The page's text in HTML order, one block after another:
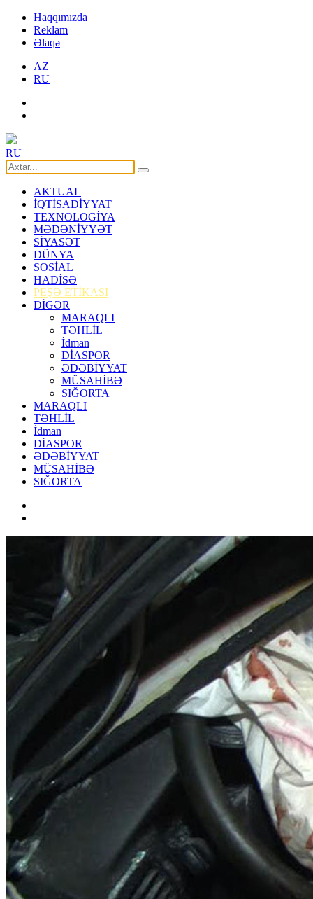
Haqqımızda
Reklam
Əlaqə
AZ
RU
RU
AKTUAL
İQTİSADİYYAT
TEXNOLOGİYA
MƏDƏNİYYƏT
SİYASƏT
DÜNYA
SOSİAL
HADİSƏ
PEŞƏ ETİKASI
DİGƏR
MARAQLI
TƏHLİL
İdman
DİASPOR
ƏDƏBİYYAT
MÜSAHİBƏ
SIĞORTA
MARAQLI
TƏHLİL
İdman
DİASPOR
ƏDƏBİYYAT
MÜSAHİBƏ
SIĞORTA